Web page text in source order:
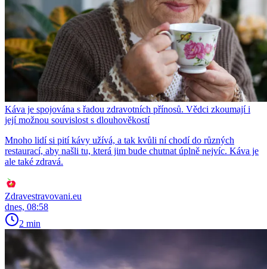
Káva je spojována s řadou zdravotních přínosů. Vědci zkoumají i
její možnou souvislost s dlouhověkostí
Mnoho lidí si pití kávy užívá, a tak kvůli ní chodí do různých
restaurací, aby našli tu, která jim bude chutnat úplně nejvíc. Káva je
ale také zdravá.
Zdravestravovani.eu
dnes, 08:58
2 min